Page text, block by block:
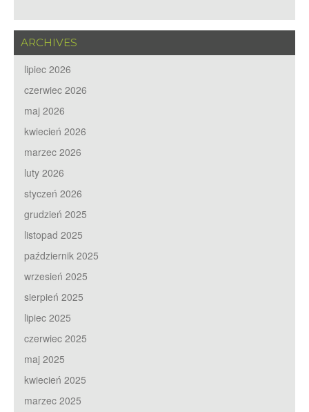
ARCHIVES
lipiec 2026
czerwiec 2026
maj 2026
kwiecień 2026
marzec 2026
luty 2026
styczeń 2026
grudzień 2025
listopad 2025
październik 2025
wrzesień 2025
sierpień 2025
lipiec 2025
czerwiec 2025
maj 2025
kwiecień 2025
marzec 2025